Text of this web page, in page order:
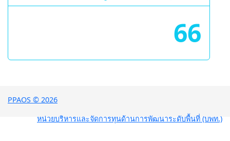
66
PPAOS © 2026
หน่วยบริหารและจัดการทุนด้านการพัฒนาระดับพื้นที่ (บพท.)